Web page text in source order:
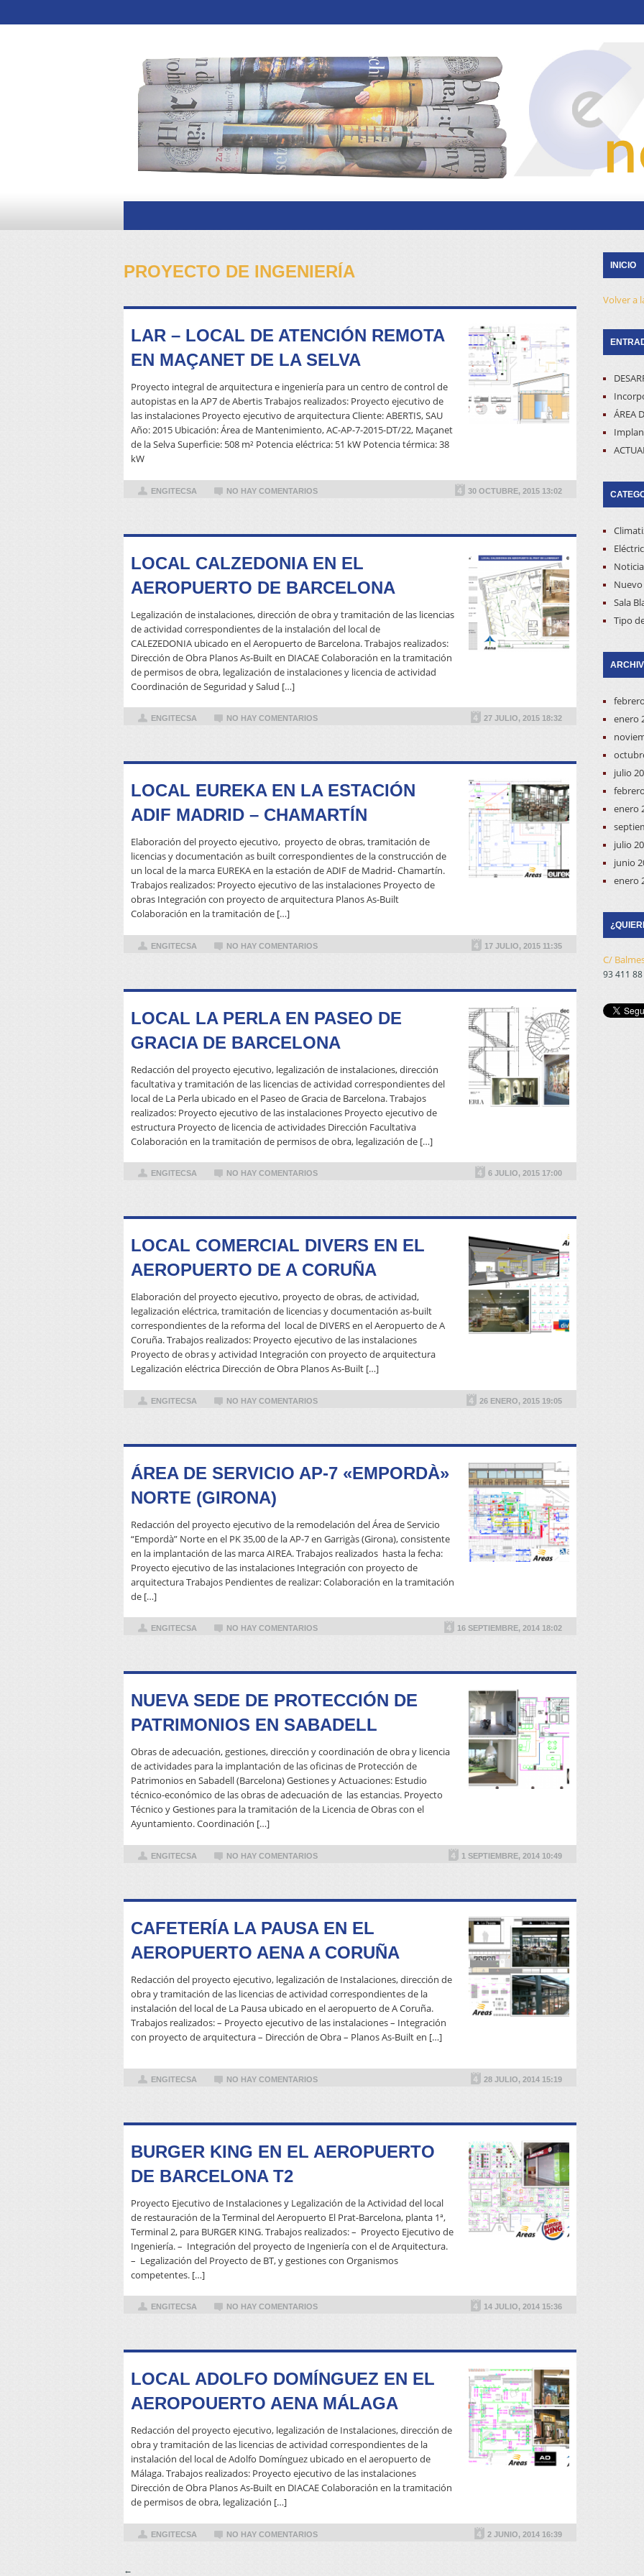
PROYECTO DE INGENIERÍA
LAR – LOCAL DE ATENCIÓN REMOTA
EN MAÇANET DE LA SELVA
Proyecto integral de arquitectura e ingeniería para un centro de control de
autopistas en la AP7 de Abertis Trabajos realizados: Proyecto ejecutivo de
las instalaciones Proyecto ejecutivo de arquitectura Cliente: ABERTIS, SAU
Año: 2015 Ubicación: Área de Mantenimiento, AC-AP-7-2015-DT/22, Maçanet
de la Selva Superficie: 508 m² Potencia eléctrica: 51 kW Potencia térmica: 38
kW
ENGITECSA NO HAY COMENTARIOS 30 OCTUBRE, 2015 13:02
LOCAL CALZEDONIA EN EL
AEROPUERTO DE BARCELONA
Legalización de instalaciones, dirección de obra y tramitación de las licencias
de actividad correspondientes de la instalación del local de
CALEZEDONIA ubicado en el Aeropuerto de Barcelona. Trabajos realizados:
Dirección de Obra Planos As-Built en DIACAE Colaboración en la tramitación
de permisos de obra, legalización de instalaciones y licencia de actividad
Coordinación de Seguridad y Salud […]
ENGITECSA NO HAY COMENTARIOS 27 JULIO, 2015 18:32
LOCAL EUREKA EN LA ESTACIÓN
ADIF MADRID – CHAMARTÍN
Elaboración del proyecto ejecutivo, proyecto de obras, tramitación de
licencias y documentación as built correspondientes de la construcción de
un local de la marca EUREKA en la estación de ADIF de Madrid- Chamartín.
Trabajos realizados: Proyecto ejecutivo de las instalaciones Proyecto de
obras Integración con proyecto de arquitectura Planos As-Built
Colaboración en la tramitación de […]
ENGITECSA NO HAY COMENTARIOS 17 JULIO, 2015 11:35
LOCAL LA PERLA EN PASEO DE
GRACIA DE BARCELONA
Redacción del proyecto ejecutivo, legalización de instalaciones, dirección
facultativa y tramitación de las licencias de actividad correspondientes del
local de La Perla ubicado en el Paseo de Gracia de Barcelona. Trabajos
realizados: Proyecto ejecutivo de las instalaciones Proyecto ejecutivo de
estructura Proyecto de licencia de actividades Dirección Facultativa
Colaboración en la tramitación de permisos de obra, legalización de […]
ENGITECSA NO HAY COMENTARIOS 6 JULIO, 2015 17:00
LOCAL COMERCIAL DIVERS EN EL
AEROPUERTO DE A CORUÑA
Elaboración del proyecto ejecutivo, proyecto de obras, de actividad,
legalización eléctrica, tramitación de licencias y documentación as-built
correspondientes de la reforma del local de DIVERS en el Aeropuerto de A
Coruña. Trabajos realizados: Proyecto ejecutivo de las instalaciones
Proyecto de obras y actividad Integración con proyecto de arquitectura
Legalización eléctrica Dirección de Obra Planos As-Built […]
ENGITECSA NO HAY COMENTARIOS 26 ENERO, 2015 19:05
ÁREA DE SERVICIO AP-7 «EMPORDÀ»
NORTE (GIRONA)
Redacción del proyecto ejecutivo de la remodelación del Área de Servicio
“Empordà” Norte en el PK 35,00 de la AP-7 en Garrigàs (Girona), consistente
en la implantación de las marca AIREA. Trabajos realizados hasta la fecha:
Proyecto ejecutivo de las instalaciones Integración con proyecto de
arquitectura Trabajos Pendientes de realizar: Colaboración en la tramitación
de […]
ENGITECSA NO HAY COMENTARIOS 16 SEPTIEMBRE, 2014 18:02
NUEVA SEDE DE PROTECCIÓN DE
PATRIMONIOS EN SABADELL
Obras de adecuación, gestiones, dirección y coordinación de obra y licencia
de actividades para la implantación de las oficinas de Protección de
Patrimonios en Sabadell (Barcelona) Gestiones y Actuaciones: Estudio
técnico-económico de las obras de adecuación de las estancias. Proyecto
Técnico y Gestiones para la tramitación de la Licencia de Obras con el
Ayuntamiento. Coordinación […]
ENGITECSA NO HAY COMENTARIOS 1 SEPTIEMBRE, 2014 10:49
CAFETERÍA LA PAUSA EN EL
AEROPUERTO AENA A CORUÑA
Redacción del proyecto ejecutivo, legalización de Instalaciones, dirección de
obra y tramitación de las licencias de actividad correspondientes de la
instalación del local de La Pausa ubicado en el aeropuerto de A Coruña.
Trabajos realizados: – Proyecto ejecutivo de las instalaciones – Integración
con proyecto de arquitectura – Dirección de Obra – Planos As-Built en […]
ENGITECSA NO HAY COMENTARIOS 28 JULIO, 2014 15:19
BURGER KING EN EL AEROPUERTO
DE BARCELONA T2
Proyecto Ejecutivo de Instalaciones y Legalización de la Actividad del local
de restauración de la Terminal del Aeropuerto El Prat-Barcelona, planta 1ª,
Terminal 2, para BURGER KING. Trabajos realizados: – Proyecto Ejecutivo de
Ingeniería. – Integración del proyecto de Ingeniería con el de Arquitectura.
– Legalización del Proyecto de BT, y gestiones con Organismos
competentes. […]
ENGITECSA NO HAY COMENTARIOS 14 JULIO, 2014 15:36
LOCAL ADOLFO DOMÍNGUEZ EN EL
AEROPOUERTO AENA MÁLAGA
Redacción del proyecto ejecutivo, legalización de Instalaciones, dirección de
obra y tramitación de las licencias de actividad correspondientes de la
instalación del local de Adolfo Domínguez ubicado en el aeropuerto de
Málaga. Trabajos realizados: Proyecto ejecutivo de las instalaciones
Dirección de Obra Planos As-Built en DIACAE Colaboración en la tramitación
de permisos de obra, legalización […]
ENGITECSA NO HAY COMENTARIOS 2 JUNIO, 2014 16:39
←
INICIO
Volver a
ÁREA
Sala
Tipo
enero
julio
enero
julio
junio
enero
C/
93 411